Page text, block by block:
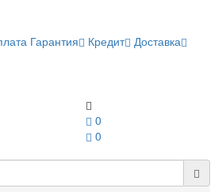
Гарантия Кредит Доставка
0
0